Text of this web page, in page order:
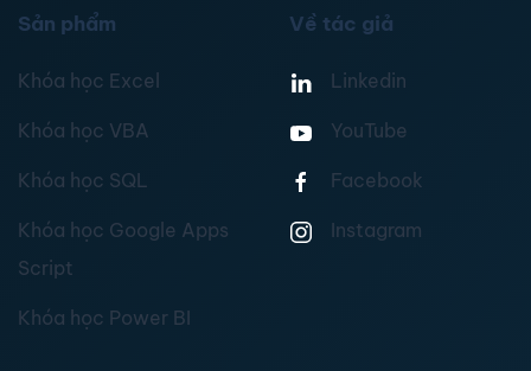
Sản phẩm
Khóa học Excel
Khóa học VBA
Khóa học SQL
Khóa học Google Apps
Script
Khóa học Power BI
Về tác giả
Linkedin
YouTube
Facebook
Instagram